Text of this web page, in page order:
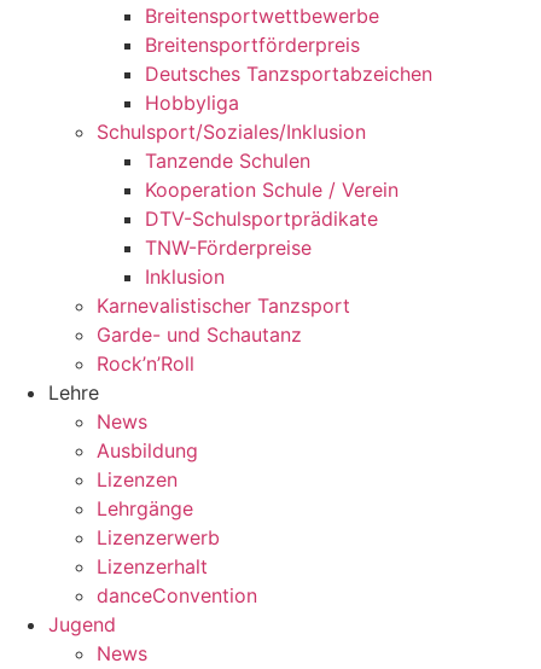
Breitensportwettbewerbe
Breitensportförderpreis
Deutsches Tanzsportabzeichen
Hobbyliga
Schulsport/Soziales/Inklusion
Tanzende Schulen
Kooperation Schule / Verein
DTV-Schulsportprädikate
TNW-Förderpreise
Inklusion
Karnevalistischer Tanzsport
Garde- und Schautanz
Rock’n’Roll
Lehre
News
Ausbildung
Lizenzen
Lehrgänge
Lizenzerwerb
Lizenzerhalt
danceConvention
Jugend
News